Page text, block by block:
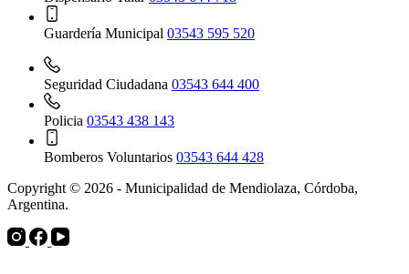
Guardería Municipal 03543 595 520
Seguridad Ciudadana 03543 644 400
Policia 03543 438 143
Bomberos Voluntarios 03543 644 428
Copyright © 2026 - Municipalidad de Mendiolaza, Córdoba,
Argentina.